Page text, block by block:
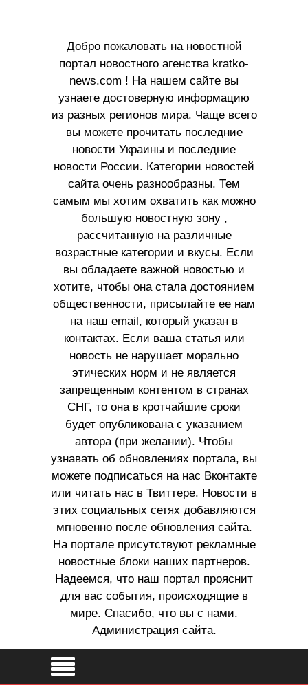
Добро пожаловать на новостной
портал новостного агенства kratko-
news.com ! На нашем сайте вы
узнаете достоверную информацию
из разных регионов мира. Чаще всего
вы можете прочитать последние
новости Украины и последние
новости России. Категории новостей
сайта очень разнообразны. Тем
самым мы хотим охватить как можно
большую новостную зону ,
рассчитанную на различные
возрастные категории и вкусы. Если
вы обладаете важной новостью и
хотите, чтобы она стала достоянием
общественности, присылайте ее нам
на наш email, который указан в
контактах. Если ваша статья или
новость не нарушает морально
этических норм и не является
запрещенным контентом в странах
СНГ, то она в кротчайшие сроки
будет опубликована с указанием
автора (при желании). Чтобы
узнавать об обновлениях портала, вы
можете подписаться на нас Вконтакте
или читать нас в Твиттере. Новости в
этих социальных сетях добавляются
мгновенно после обновления сайта.
На портале присутствуют рекламные
новостные блоки наших партнеров.
Надеемся, что наш портал прояснит
для вас события, происходящие в
мире. Спасибо, что вы с нами.
Администрация сайта.